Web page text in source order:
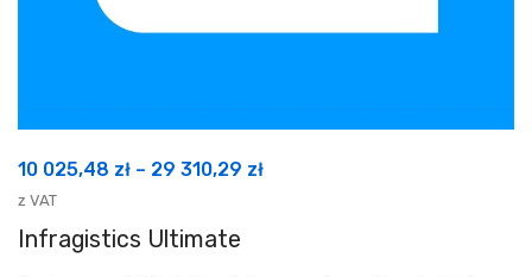
10 025,48 zł – 29 310,29 złZakres
z VAT
Infragistics Ultimate